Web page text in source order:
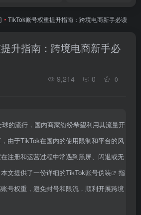
• TikTok账号权重提升指南：跨境电商新手必读
升指南：跨境电商新手必
9,214 0 0
球的流行，国内商家纷纷希望利用其流量开
由于TikTok在国内的使用限制和平台的风
注册和运营过程中常遇到黑屏、闪退或无
文提供了一份详细的TikTok账号伪装
指
号权重，避免封号和限流，顺利开展跨境